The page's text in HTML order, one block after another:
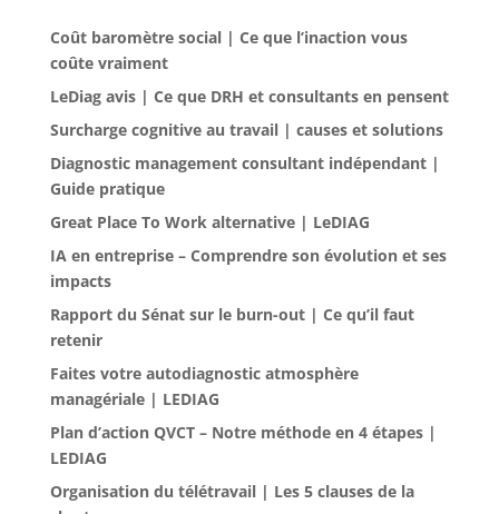
Coût baromètre social | Ce que l’inaction vous
coûte vraiment
LeDiag avis | Ce que DRH et consultants en pensent
Surcharge cognitive au travail | causes et solutions
Diagnostic management consultant indépendant |
Guide pratique
Great Place To Work alternative | LeDIAG
IA en entreprise – Comprendre son évolution et ses
impacts
Rapport du Sénat sur le burn-out | Ce qu’il faut
retenir
Faites votre autodiagnostic atmosphère
managériale | LEDIAG
Plan d’action QVCT – Notre méthode en 4 étapes |
LEDIAG
Organisation du télétravail | Les 5 clauses de la